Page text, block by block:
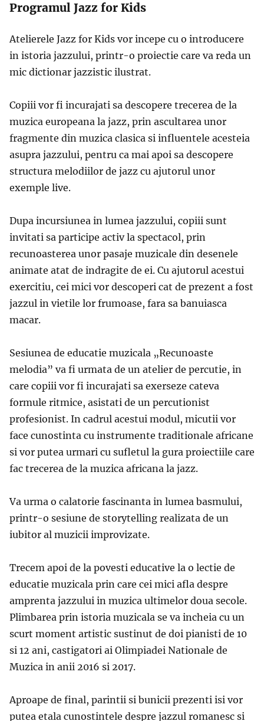
Programul Jazz for Kids
Atelierele Jazz for Kids vor incepe cu o introducere
in istoria jazzului, printr-o proiectie care va reda un
mic dictionar jazzistic ilustrat.
Copiii vor fi incurajati sa descopere trecerea de la
muzica europeana la jazz, prin ascultarea unor
fragmente din muzica clasica si influentele acesteia
asupra jazzului, pentru ca mai apoi sa descopere
structura melodiilor de jazz cu ajutorul unor
exemple live.
Dupa incursiunea in lumea jazzului, copiii sunt
invitati sa participe activ la spectacol, prin
recunoasterea unor pasaje muzicale din desenele
animate atat de indragite de ei. Cu ajutorul acestui
exercitiu, cei mici vor descoperi cat de prezent a fost
jazzul in vietile lor frumoase, fara sa banuiasca
macar.
Sesiunea de educatie muzicala „Recunoaste
melodia” va fi urmata de un atelier de percutie, in
care copiii vor fi incurajati sa exerseze cateva
formule ritmice, asistati de un percutionist
profesionist. In cadrul acestui modul, micutii vor
face cunostinta cu instrumente traditionale africane
si vor putea urmari cu sufletul la gura proiectiile care
fac trecerea de la muzica africana la jazz.
Va urma o calatorie fascinanta in lumea basmului,
printr-o sesiune de storytelling realizata de un
iubitor al muzicii improvizate.
Trecem apoi de la povesti educative la o lectie de
educatie muzicala prin care cei mici afla despre
amprenta jazzului in muzica ultimelor doua secole.
Plimbarea prin istoria muzicala se va incheia cu un
scurt moment artistic sustinut de doi pianisti de 10
si 12 ani, castigatori ai Olimpiadei Nationale de
Muzica in anii 2016 si 2017.
Aproape de final, parintii si bunicii prezenti isi vor
putea etala cunostintele despre jazzul romanesc si